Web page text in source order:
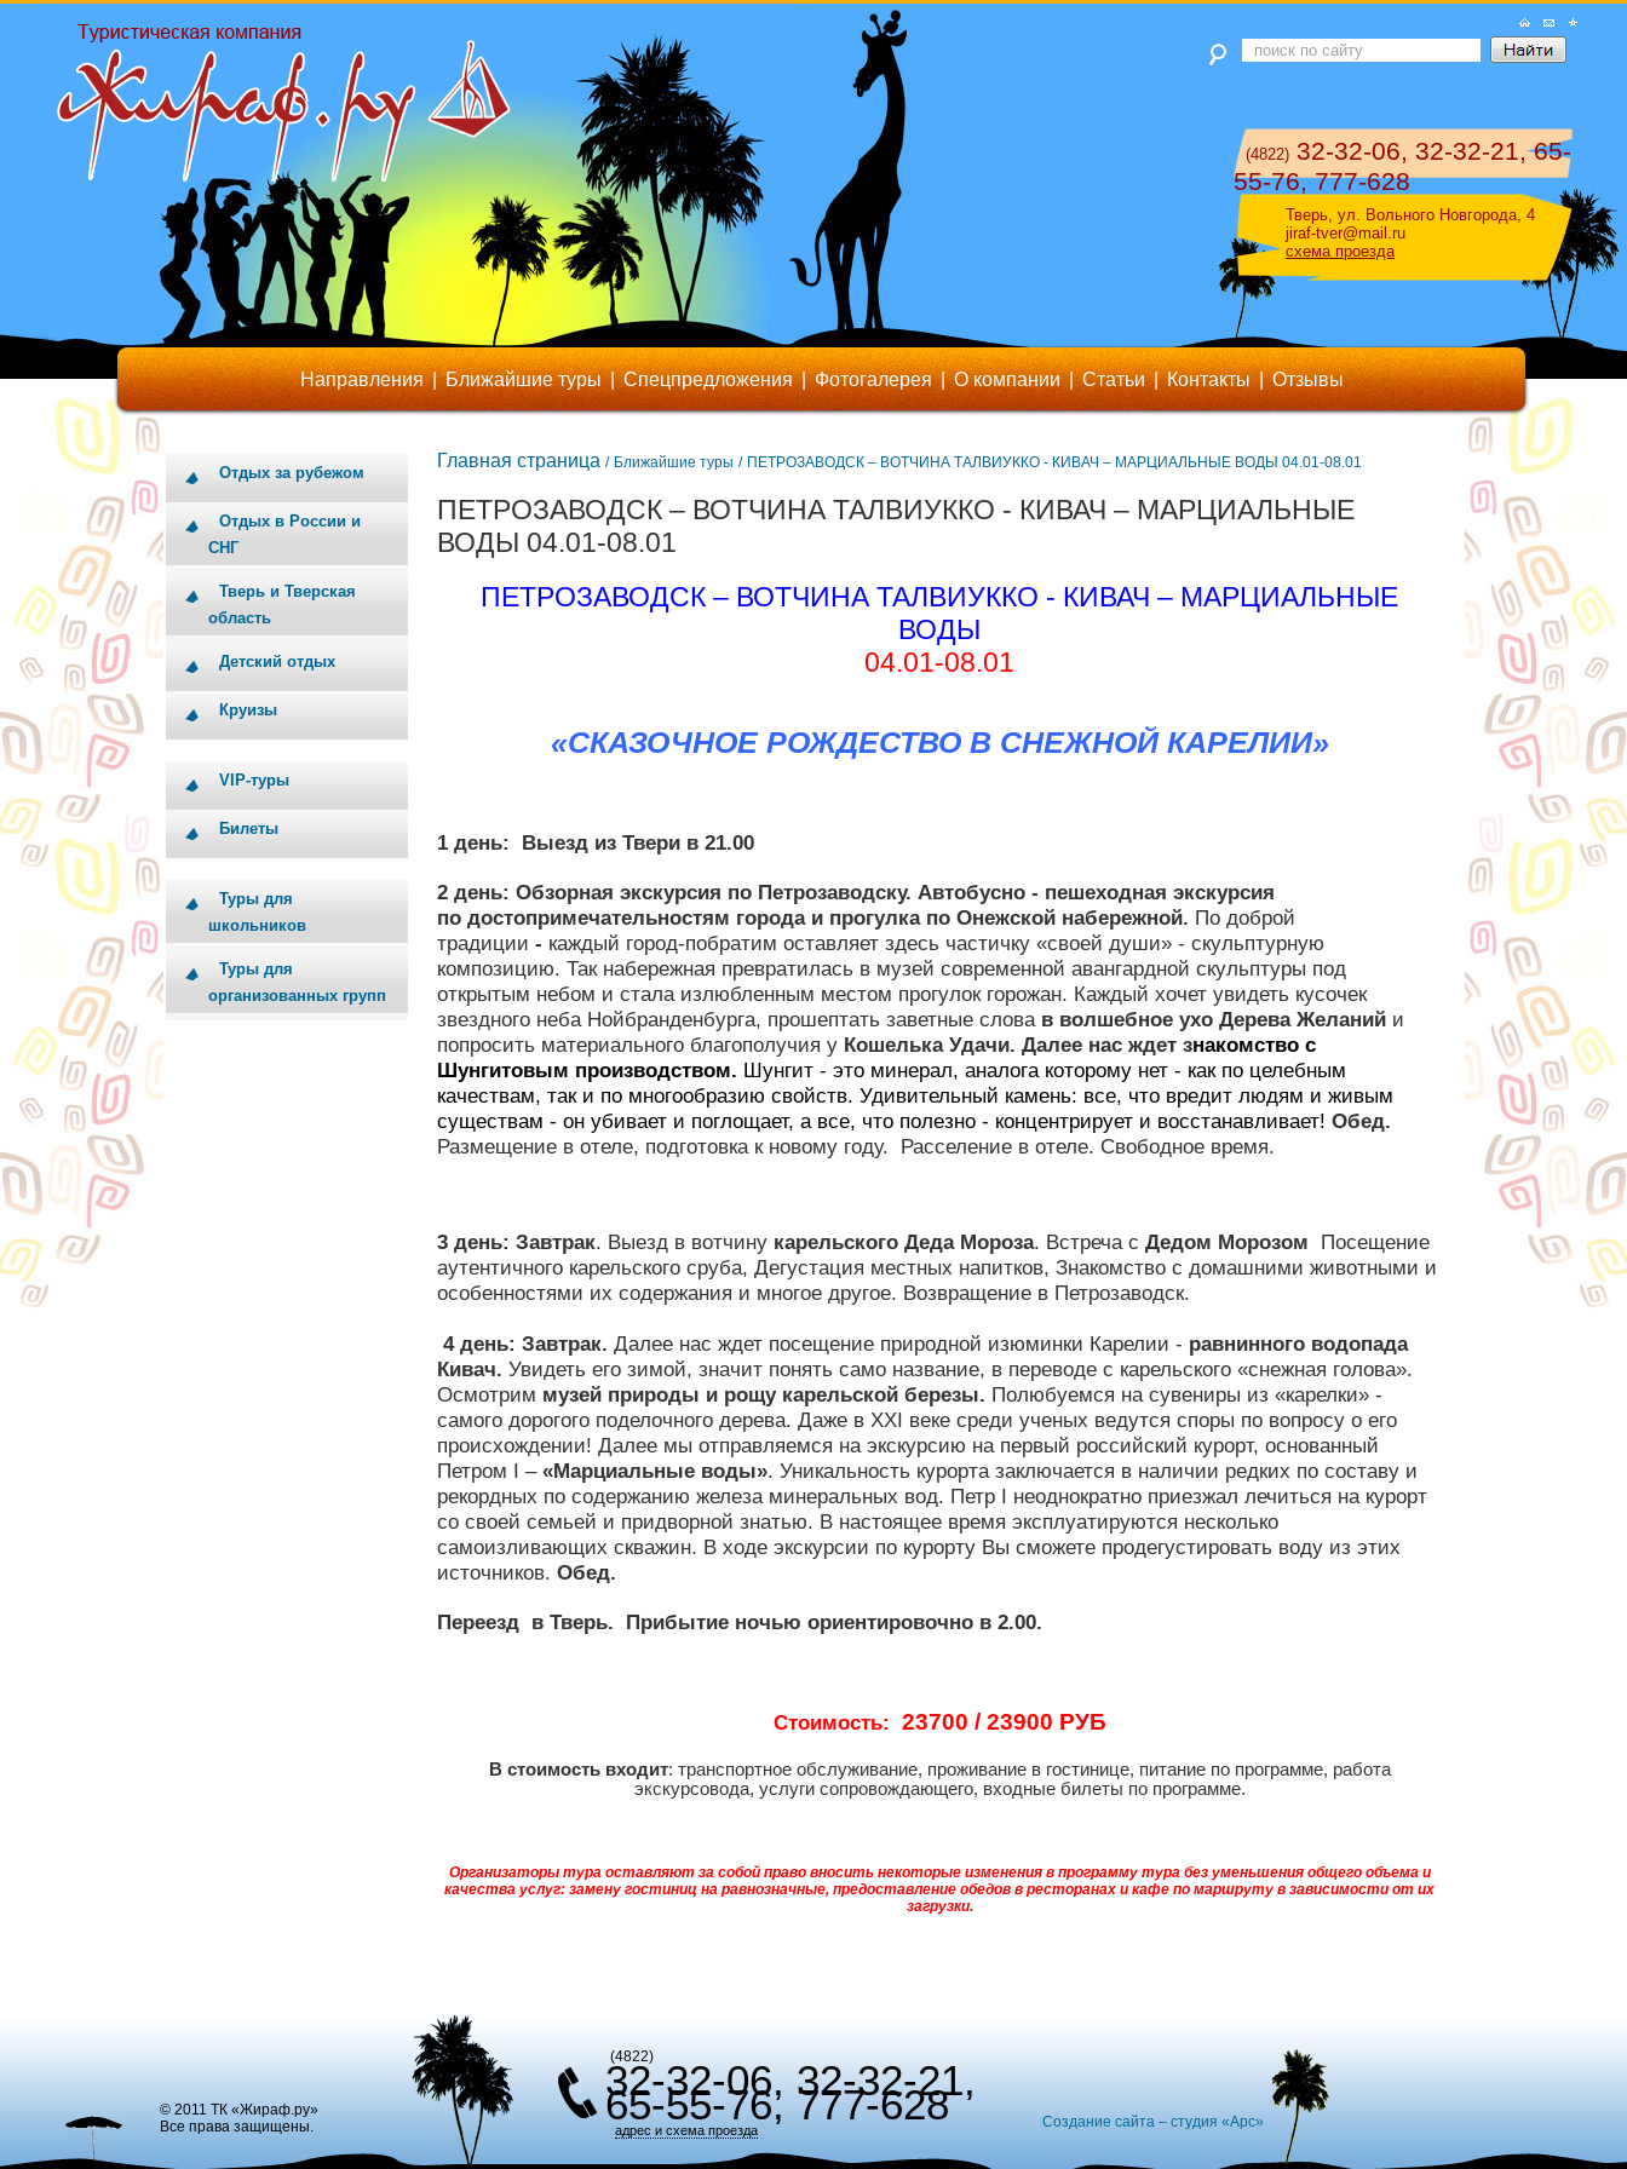
Направления | Ближайшие туры | Спецпредложения | Фотогалерея | О компании | Статьи | Контакты | Отзывы
(4822) 32-32-06, 32-32-21, 65-
55-76, 777-628
Тверь, ул. Вольного Новгорода, 4
jiraf-tver@mail.ru
схема проезда
Отдых за рубежом
Отдых в России и
СНГ
Тверь и Тверская
область
Детский отдых
Круизы
VIP-туры
Билеты
Туры для
школьников
Туры для
организованных групп
Главная страница / Ближайшие туры / ПЕТРОЗАВОДСК – ВОТЧИНА ТАЛВИУККО - КИВАЧ – МАРЦИАЛЬНЫЕ ВОДЫ 04.01-08.01
ПЕТРОЗАВОДСК – ВОТЧИНА ТАЛВИУККО - КИВАЧ – МАРЦИАЛЬНЫЕ
ВОДЫ 04.01-08.01
ПЕТРОЗАВОДСК – ВОТЧИНА ТАЛВИУККО - КИВАЧ – МАРЦИАЛЬНЫЕ
ВОДЫ
04.01-08.01
«СКАЗОЧНОЕ РОЖДЕСТВО В СНЕЖНОЙ КАРЕЛИИ»
1 день: Выезд из Твери в 21.00
2 день: Обзорная экскурсия по Петрозаводску. Автобусно - пешеходная экскурсия
по достопримечательностям города и прогулка по Онежской набережной. По доброй
традиции - каждый город-побратим оставляет здесь частичку «своей души» - скульптурную
композицию. Так набережная превратилась в музей современной авангардной скульптуры под
открытым небом и стала излюбленным местом прогулок горожан. Каждый хочет увидеть кусочек
звездного неба Нойбранденбурга, прошептать заветные словав волшебное ухо Дерева Желаний и
попросить материального благополучия у Кошелька Удачи. Далее нас ждет знакомство с
Шунгитовым производством. Шунгит - это минерал, аналога которому нет - как по целебным
качествам, так и по многообразию свойств. Удивительный камень: все, что вредит людям и живым
существам - он убивает и поглощает, а все, что полезно - концентрирует и восстанавливает! Обед.
Размещение в отеле, подготовка к новому году. Расселение в отеле. Свободное время.
3 день: Завтрак. Выезд в вотчину карельского Деда Мороза. Встреча с Дедом Морозом Посещение
аутентичного карельского сруба, Дегустация местных напитков, Знакомство с домашними животными и
особенностями их содержания и многое другое. Возвращение в Петрозаводск.
4 день: Завтрак. Далее нас ждет посещение природной изюминки Карелии - равнинного водопада
Кивач. Увидеть его зимой, значит понять само название, в переводе с карельского «снежная голова».
Осмотрим музей природы и рощу карельской березы. Полюбуемся на сувениры из «карелки» -
самого дорогого поделочного дерева. Даже в XXI веке среди ученых ведутся споры по вопросу о его
происхождении! Далее мы отправляемся на экскурсию на первый российский курорт, основанный
Петром I – «Марциальные воды». Уникальность курорта заключается в наличии редких по составу и
рекордных по содержанию железа минеральных вод. Петр I неоднократно приезжал лечиться на курорт
со своей семьей и придворной знатью. В настоящее время эксплуатируются несколько
самоизливающих скважин. В ходе экскурсии по курорту Вы сможете продегустировать воду из этих
источников. Обед.
Переезд в Тверь. Прибытие ночью ориентировочно в 2.00.
Стоимость: 23700 / 23900 РУБ
В стоимость входит: транспортное обслуживание, проживание в гостинице, питание по программе, работа
экскурсовода, услуги сопровождающего, входные билеты по программе.
Организаторы тура оставляют за собой право вносить некоторые изменения в программу тура без уменьшения общего объема и
качества услуг: замену гостиниц на равнозначные, предоставление обедов в ресторанах и кафе по маршруту в зависимости от их
загрузки.
© 2011 ТК «Жираф.ру»
Все права защищены.
(4822)
32-32-06, 32-32-21,
65-55-76, 777-628
адрес и схема проезда Создание сайта – студия «Арс»